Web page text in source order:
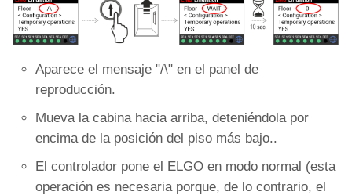
Aparece el mensaje "/\" en el panel de
reproducción.
Mueva la cabina hacia arriba, deteniéndola por
encima de la posición del piso más bajo..
El controlador pone el ELGO en modo normal (esta
operación es necesaria porque, de lo contrario, el